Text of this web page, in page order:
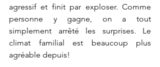
agressif et finit par exploser. Comme
personne y gagne, on a tout
simplement arrêté les surprises. Le
climat familial est beaucoup plus
agréable depuis!